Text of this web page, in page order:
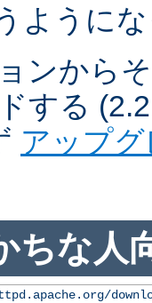
ように
ンから
する
アップ
ちな人